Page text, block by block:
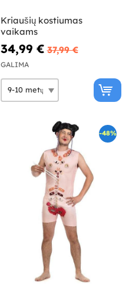
Kriaušių kostiumas
vaikams
34,99 € 37,99 €
GALIMA
-48%